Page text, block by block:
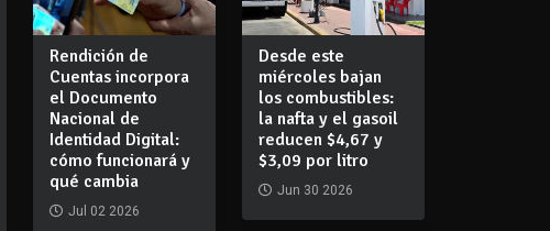
Rendición de
Cuentas incorpora
el Documento
Nacional de
Identidad Digital:
cómo funcionará y
qué cambia
Jul 02 2026
Desde este
miércoles bajan
los combustibles:
la nafta y el gasoil
reducen $4,67 y
$3,09 por litro
Jun 30 2026